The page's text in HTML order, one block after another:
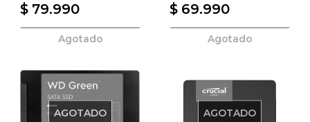
$ 79.990
Agotado
$ 69.990
Agotado
AGOTADO AGOTADO